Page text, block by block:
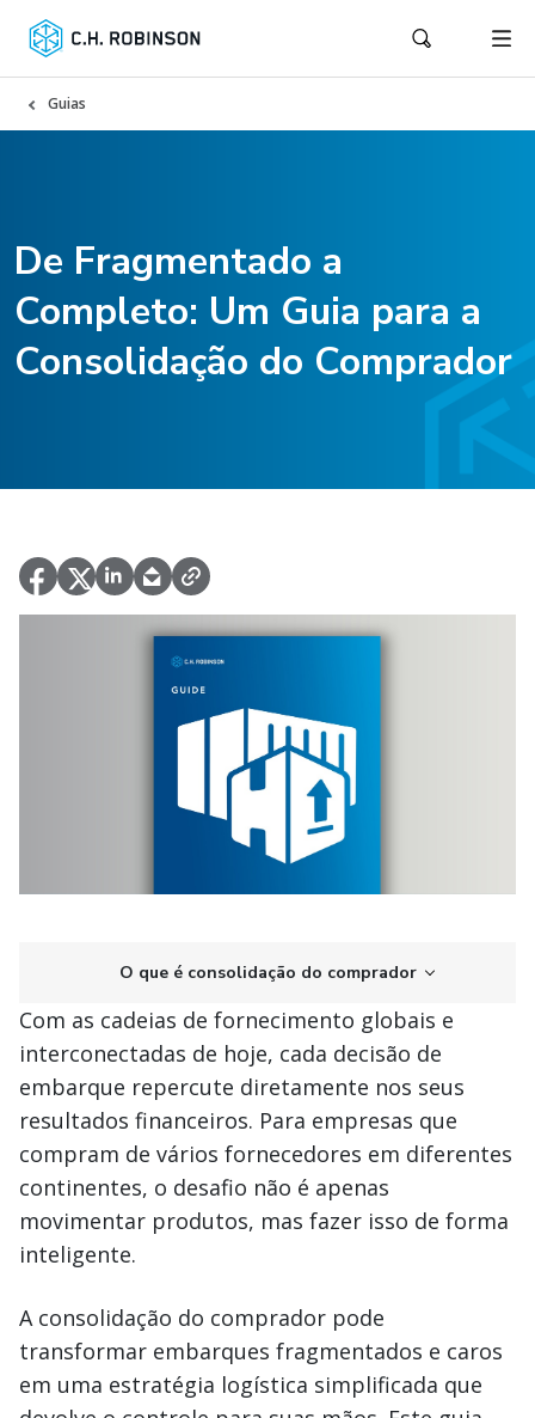
Guias
De Fragmentado a
Completo: Um Guia para a
Consolidação do Comprador
O que é consolidação do comprador
Com as cadeias de fornecimento globais e
interconectadas de hoje, cada decisão de
embarque repercute diretamente nos seus
resultados financeiros. Para empresas que
compram de vários fornecedores em diferentes
continentes, o desafio não é apenas
movimentar produtos, mas fazer isso de forma
inteligente.
A consolidação do comprador pode
transformar embarques fragmentados e caros
em uma estratégia logística simplificada que